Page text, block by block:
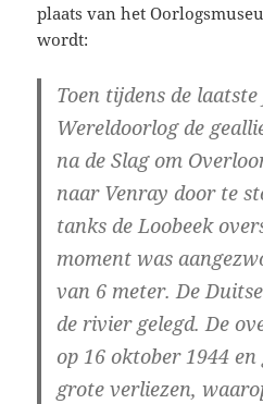
plaats van het
wordt:
Toen tijdens de
Wereldoorlog de
na de Slag om
naar Venray door te
tanks de Loobeek
moment was
van 6 meter. De
de rivier gelegd. De
op 16 oktober 1944
grote verliezen,